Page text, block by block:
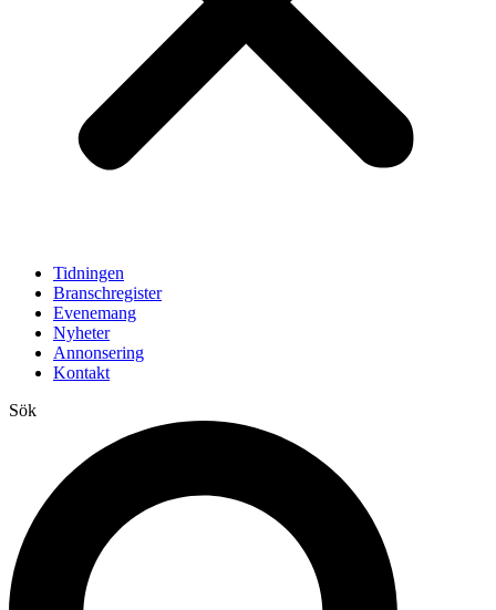
Tidningen
Branschregister
Evenemang
Nyheter
Annonsering
Kontakt
Sök